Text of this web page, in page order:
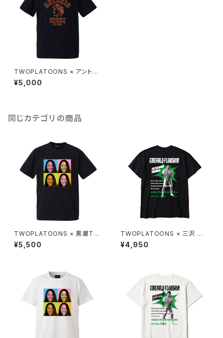
TWOPLATOONS × アントニ
オ猪木 コラボレーション COLL
EGE-T / BLACK
¥5,000
同じカテゴリの商品
TWOPLATOONS × 黒潮TO
KYOジャパン コラボレーショ
ン-T / BLACK
¥5,500
TWOPLATOONS × 三沢 光
晴 コラボレーション-T / BLAC
K
¥4,950